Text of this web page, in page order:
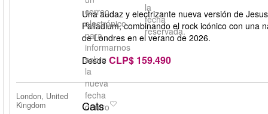
la
fecha
reservada.
correo
electrónico
para
informarnos
sobre
la
nueva
fecha
dentro
Una audaz y electrizante nueva versión de
Palladium, combinando el rock icónico con una
de Londres en el verano de 2026.
Desde CLP$ 159.490
London, United
Kingdom
Cats